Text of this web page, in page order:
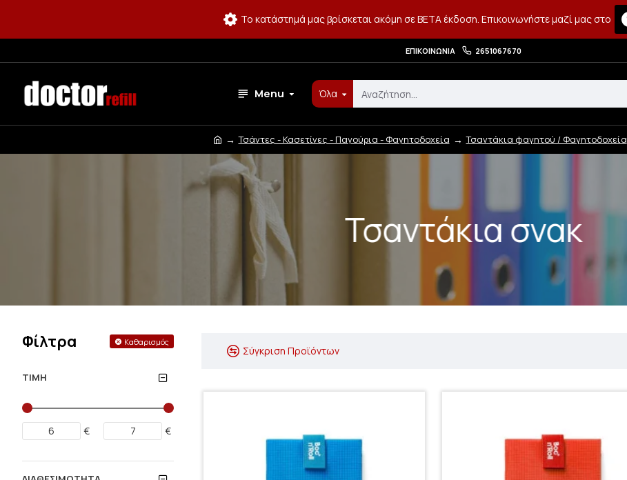
Το κατάστημά μας βρίσκεται ακόμη σε BETA έκδοση. Επικοινωνήστε μαζί μας στο
ΕΠΙΚΟΙΝΩΝΊΑ 2651067670
Menu Όλα
Τσάντες - Κασετίνες - Παγούρια - Φαγητοδοχεία Τσαντάκια φαγητού / Φαγητοδοχεία
Τσαντάκια σνακ
Φίλτρα Καθαρισμός
ΤΙΜΉ
€ €
Σύγκριση Προϊόντων